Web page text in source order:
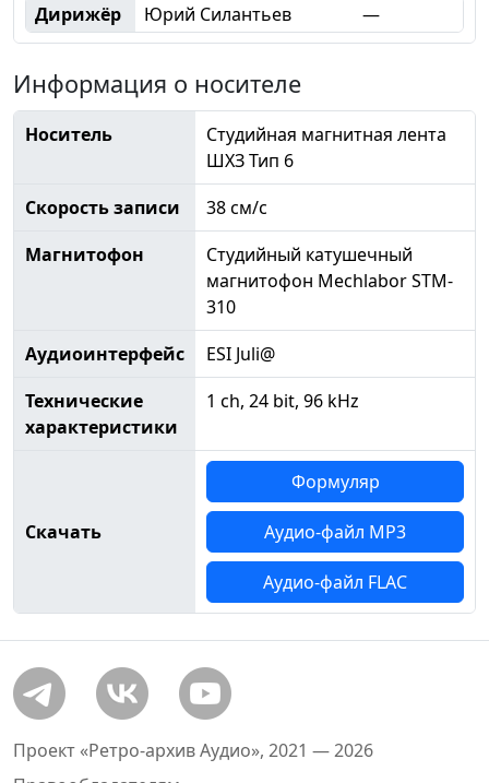
Дирижёр
Юрий Силантьев —
Информация о носителе
Носитель
Студийная магнитная лента
ШХЗ Тип 6
Скорость записи
38 см/с
Магнитофон
Студийный катушечный
магнитофон Mechlabor STM-
310
Аудиоинтерфейс
ESI Juli@
Технические
характеристики
1 ch, 24 bit, 96 kHz
Скачать
Формуляр
Аудио-файл MP3
Аудио-файл FLAC
Проект «Ретро-архив Аудио», 2021 — 2026